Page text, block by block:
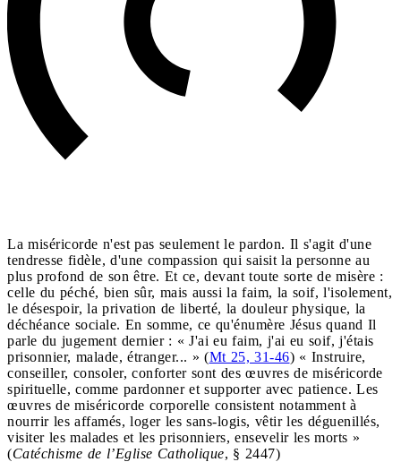
La miséricorde n'est pas seulement le pardon. Il s'agit d'une
tendresse fidèle, d'une compassion qui saisit la personne au
plus profond de son être. Et ce, devant toute sorte de misère :
celle du péché, bien sûr, mais aussi la faim, la soif, l'isolement,
le désespoir, la privation de liberté, la douleur physique, la
déchéance sociale. En somme, ce qu'énumère Jésus quand Il
parle du jugement dernier : « J'ai eu faim, j'ai eu soif, j'étais
prisonnier, malade, étranger... » (Mt 25, 31-46) « Instruire,
conseiller, consoler, conforter sont des œuvres de miséricorde
spirituelle, comme pardonner et supporter avec patience. Les
œuvres de miséricorde corporelle consistent notamment à
nourrir les affamés, loger les sans-logis, vêtir les déguenillés,
visiter les malades et les prisonniers, ensevelir les morts »
(Catéchisme de l’Eglise Catholique, § 2447)